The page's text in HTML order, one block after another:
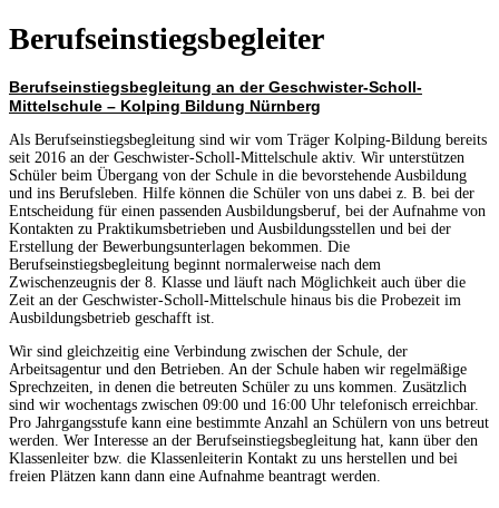
Berufseinstiegsbegleiter
Berufseinstiegsbegleitung an der Geschwister-Scholl-
Mittelschule – Kolping Bildung Nürnberg
Als Berufseinstiegsbegleitung sind wir vom Träger Kolping-Bildung bereits
seit 2016 an der Geschwister-Scholl-Mittelschule aktiv. Wir unterstützen
Schüler beim Übergang von der Schule in die bevorstehende Ausbildung
und ins Berufsleben. Hilfe können die Schüler von uns dabei z. B. bei der
Entscheidung für einen passenden Ausbildungsberuf, bei der Aufnahme von
Kontakten zu Praktikumsbetrieben und Ausbildungsstellen und bei der
Erstellung der Bewerbungsunterlagen bekommen. Die
Berufseinstiegsbegleitung beginnt normalerweise nach dem
Zwischenzeugnis der 8. Klasse und läuft nach Möglichkeit auch über die
Zeit an der Geschwister-Scholl-Mittelschule hinaus bis die Probezeit im
Ausbildungsbetrieb geschafft ist.
Wir sind gleichzeitig eine Verbindung zwischen der Schule, der
Arbeitsagentur und den Betrieben. An der Schule haben wir regelmäßige
Sprechzeiten, in denen die betreuten Schüler zu uns kommen. Zusätzlich
sind wir wochentags zwischen 09:00 und 16:00 Uhr telefonisch erreichbar.
Pro Jahrgangsstufe kann eine bestimmte Anzahl an Schülern von uns betreut
werden. Wer Interesse an der Berufseinstiegsbegleitung hat, kann über den
Klassenleiter bzw. die Klassenleiterin Kontakt zu uns herstellen und bei
freien Plätzen kann dann eine Aufnahme beantragt werden.